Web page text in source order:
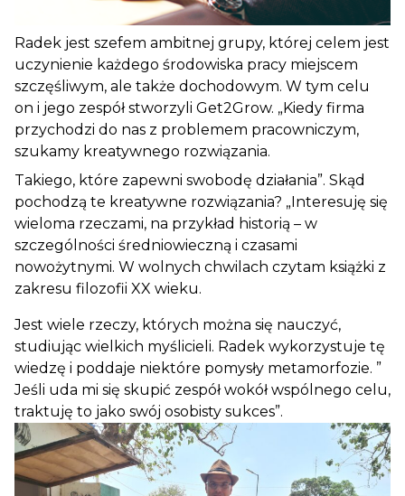
Radek jest szefem ambitnej grupy, której celem jest
uczynienie każdego środowiska pracy miejscem
szczęśliwym, ale także dochodowym. W tym celu
on i jego zespół stworzyli Get2Grow. „Kiedy firma
przychodzi do nas z problemem pracowniczym,
szukamy kreatywnego rozwiązania.
Takiego, które zapewni swobodę działania”. Skąd
pochodzą te kreatywne rozwiązania? „Interesuję się
wieloma rzeczami, na przykład historią – w
szczególności średniowieczną i czasami
nowożytnymi. W wolnych chwilach czytam książki z
zakresu filozofii XX wieku.
Jest wiele rzeczy, których można się nauczyć,
studiując wielkich myślicieli. Radek wykorzystuje tę
wiedzę i poddaje niektóre pomysły metamorfozie. ”
Jeśli uda mi się skupić zespół wokół wspólnego celu,
traktuję to jako swój osobisty sukces”.